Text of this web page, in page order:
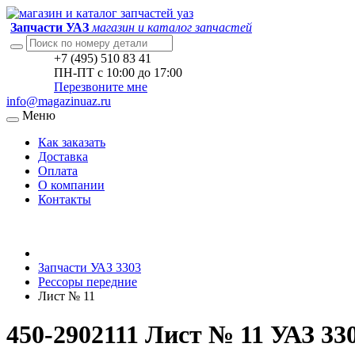
Запчасти УАЗ магазин и каталог запчастей
+7 (495) 510 83 41
ПН-ПТ с 10:00 до 17:00
Перезвоните мне
info@magazinuaz.ru
Меню
Как заказать
Доставка
Оплата
О компании
Контакты
Запчасти УАЗ 3303
Рессоры передние
Лист № 11
450-2902111 Лист № 11 УАЗ